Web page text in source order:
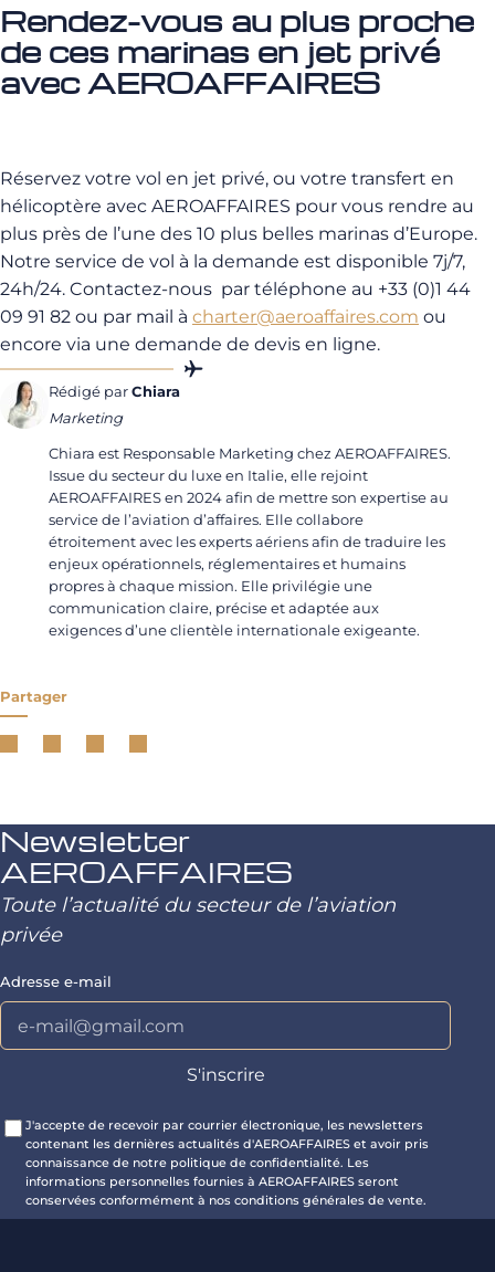
Rendez-vous au plus proche
de ces marinas en jet privé
avec AEROAFFAIRES
Réservez votre vol en jet privé, ou votre transfert en
hélicoptère avec AEROAFFAIRES pour vous rendre au
plus près de l’une des 10 plus belles marinas d’Europe.
Notre service de vol à la demande est disponible 7j/7,
24h/24. Contactez-nous par téléphone au +33 (0)1 44
09 91 82 ou par mail à charter@aeroaffaires.com ou
encore via une demande de devis en ligne.
Rédigé parChiara
Marketing
Chiara est Responsable Marketing chez AEROAFFAIRES.
Issue du secteur du luxe en Italie, elle rejoint
AEROAFFAIRES en 2024 afin de mettre son expertise au
service de l’aviation d’affaires. Elle collabore
étroitement avec les experts aériens afin de traduire les
enjeux opérationnels, réglementaires et humains
propres à chaque mission. Elle privilégie une
communication claire, précise et adaptée aux
exigences d’une clientèle internationale exigeante.
Partager
Newsletter
AEROAFFAIRES
Toute l’actualité du secteur de l’aviation
privée
Adresse e-mail
J'accepte de recevoir par courrier électronique, les newsletters
contenant les dernières actualités d'AEROAFFAIRES et avoir pris
connaissance de notre politique de confidentialité. Les
informations personnelles fournies à AEROAFFAIRES seront
conservées conformément à nos conditions générales de vente.